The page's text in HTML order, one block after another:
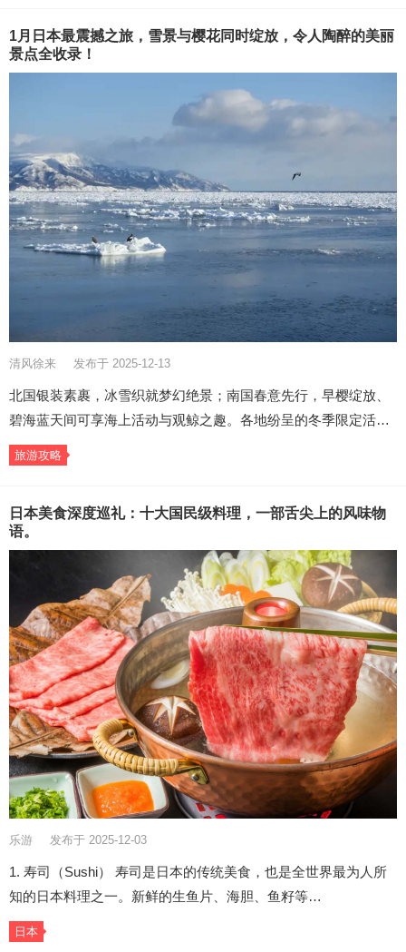
1月日本最震撼之旅，雪景与樱花同时绽放，令人陶醉的美丽
景点全收录！
清风徐来 发布于 2025-12-13
北国银装素裹，冰雪织就梦幻绝景；南国春意先行，早樱绽放、
碧海蓝天间可享海上活动与观鲸之趣。各地纷呈的冬季限定活…
旅游攻略
日本美食深度巡礼：十大国民级料理，一部舌尖上的风味物
语。
乐游 发布于 2025-12-03
1. 寿司（Sushi） 寿司是日本的传统美食，也是全世界最为人所
知的日本料理之一。新鲜的生鱼片、海胆、鱼籽等…
日本